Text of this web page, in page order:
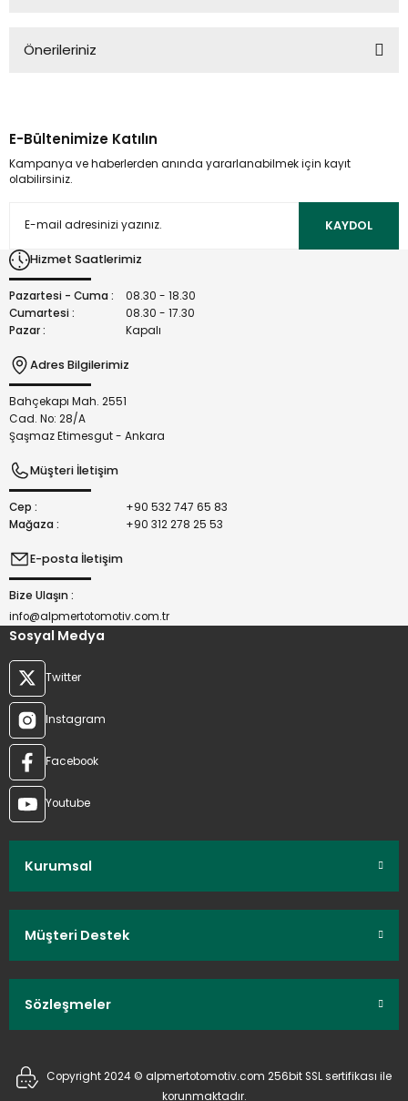
Önerileriniz
kullanarak tarafımıza iletebilirsiniz.
Görüş ve önerileriniz için teşekkür ederiz.
Ürün açıklamasında eksik bilgiler bulunuyor.
Bu ürüne benzer farklı alternatifler olmalı.
E-Bültenimize Katılın
Kampanya ve haberlerden anında yararlanabilmek için kayıt
olabilirsiniz.
KAYDOL
Hizmet Saatlerimiz
Pazartesi - Cuma :
08.30 - 18.30
Cumartesi :
08.30 - 17.30
Pazar :
Kapalı
Adres Bilgilerimiz
Bahçekapı Mah. 2551
Cad. No: 28/A
Şaşmaz Etimesgut - Ankara
Müşteri İletişim
Cep :
+90 532 747 65 83
Mağaza :
+90 312 278 25 53
E-posta İletişim
Bize Ulaşın :
info@alpmertotomotiv.com.tr
Sosyal Medya
Twitter
Instagram
Facebook
Youtube
Kurumsal
Müşteri Destek
Sözleşmeler
Copyright 2024 © alpmertotomotiv.com 256bit SSL sertifikası ile
korunmaktadır.